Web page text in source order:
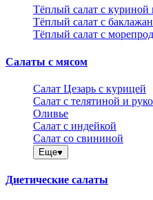
Тёплый салат с куриной
Тёплый салат с
Тёплый салат с
Салаты с мясом
Салат Цезарь с курицей
Салат с телятиной и
Оливье
Салат с индейкой
Салат со свининой
Еще
Диетические салаты